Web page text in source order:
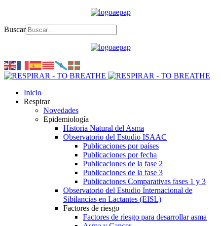
Buscar
Inicio
Respirar
Novedades
Epidemiología
Historia Natural del Asma
Observatorio del Estudio ISAAC
Publicaciones por países
Publicaciones por fecha
Publicaciones de la fase 2
Publicaciones de la fase 3
Publicaciones Comparativas fases 1 y 3
Observatorio del Estudio Internacional de
Sibilancias en Lactantes (EISL)
Factores de riesgo
Factores de riesgo para desarrollar asma